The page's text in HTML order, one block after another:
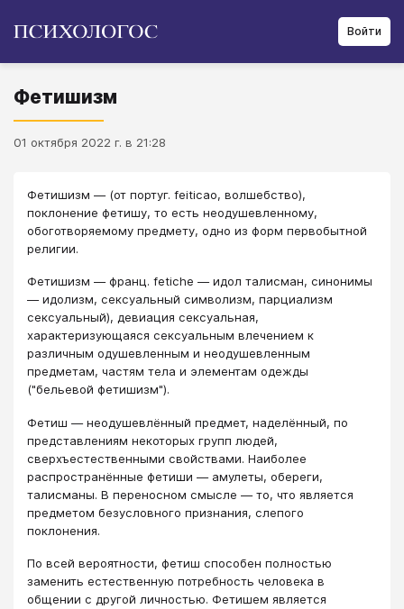
Войти
Фетишизм
01 октября 2022 г. в 21:28
Фетишизм ― (от португ. feiticao, волшебство),
поклонение фетишу, то есть неодушевленному,
обоготворяемому предмету, одно из форм первобытной
религии.
Фетишизм ― франц. fetiche ― идол талисман, синонимы
― идолизм, сексуальный символизм, парциализм
сексуальный), девиация сексуальная,
характеризующаяся сексуальным влечением к
различным одушевленным и неодушевленным
предметам, частям тела и элементам одежды
("бельевой фетишизм").
Фетиш — неодушевлённый предмет, наделённый, по
представлениям некоторых групп людей,
сверхъестественными свойствами. Наиболее
распространённые фетиши — амулеты, обереги,
талисманы. В переносном смысле — то, что является
предметом безусловного признания, слепого
поклонения.
По всей вероятности, фетиш способен полностью
заменить естественную потребность человека в
общении с другой личностью. Фетишем является